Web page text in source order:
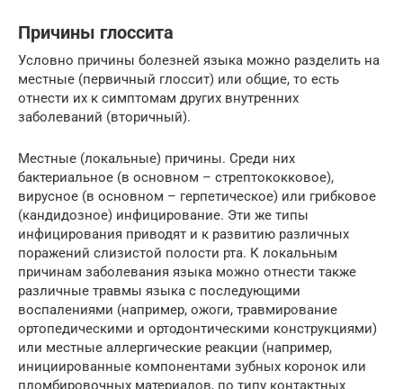
Причины глоссита
Условно причины болезней языка можно разделить на
местные (первичный глоссит) или общие, то есть
отнести их к симптомам других внутренних
заболеваний (вторичный).
Местные (локальные) причины. Среди них
бактериальное (в основном – стрептококковое),
вирусное (в основном – герпетическое) или грибковое
(кандидозное) инфицирование. Эти же типы
инфицирования приводят и к развитию различных
поражений слизистой полости рта. К локальным
причинам заболевания языка можно отнести также
различные травмы языка с последующими
воспалениями (например, ожоги, травмирование
ортопедическими и ортодонтическими конструкциями)
или местные аллергические реакции (например,
инициированные компонентами зубных коронок или
пломбировочных материалов, по типу контактных